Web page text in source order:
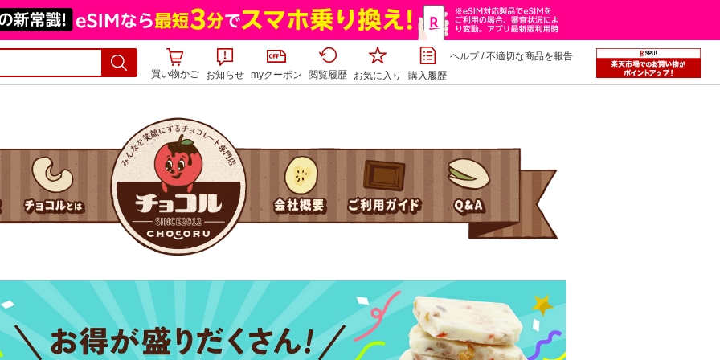
買い物かご お知らせ myクーポン 閲覧履歴 お気に入り 購入履歴
ヘルプ/不適切な商品を報告